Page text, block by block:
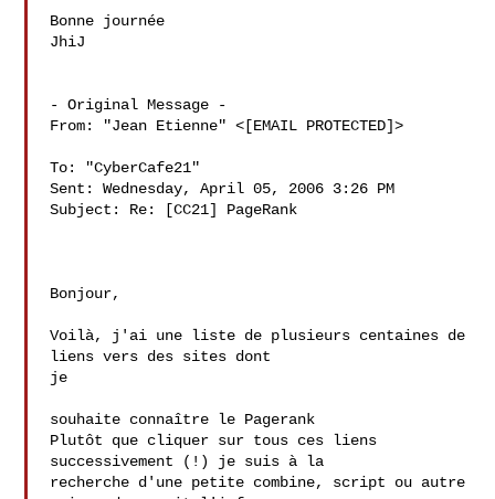
Bonne journée
JhiJ
- Original Message -
From: "Jean Etienne" <[EMAIL PROTECTED]>
To: "CyberCafe21"
Sent: Wednesday, April 05, 2006 3:26 PM
Subject: Re: [CC21] PageRank
Bonjour,
Voilà, j'ai une liste de plusieurs centaines de
liens vers des sites dont
je
souhaite connaître le Pagerank
Plutôt que cliquer sur tous ces liens
successivement (!) je suis à la
recherche d'une petite combine, script ou autre